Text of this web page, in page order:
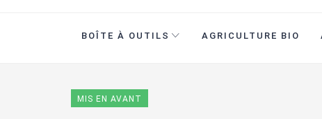
BOÎTE À OUTILS AGRICULTURE BIO
MIS EN AVANT